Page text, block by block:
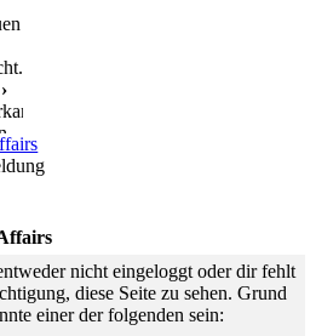
nicht eingeloggt oder dir fehlt
diese Seite zu sehen. Grund
einer der folgenden sein: